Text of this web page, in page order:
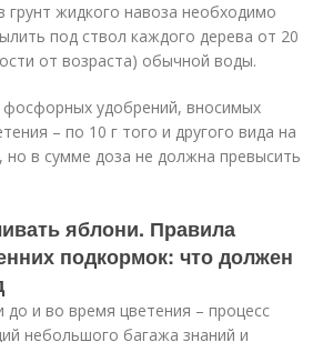
грунт жидкого навоза необходимо
под ствол каждого дерева от 20
от возраста) обычной воды.
удобрений, вносимых
– по 10 г того и другого вида на
но в сумме доза не должна превысить
яблони. Правила
подкормок: что должен
и во время цветения – процесс
небольшого багажа знаний и